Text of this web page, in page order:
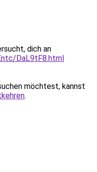
dich an
DaL9tF8.html
möchtest, kannst
.